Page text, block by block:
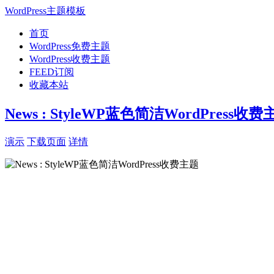
WordPress主题模板
首页
WordPress免费主题
WordPress收费主题
FEED订阅
收藏本站
News : StyleWP蓝色简洁WordPress收费
演示 下载页面 详情